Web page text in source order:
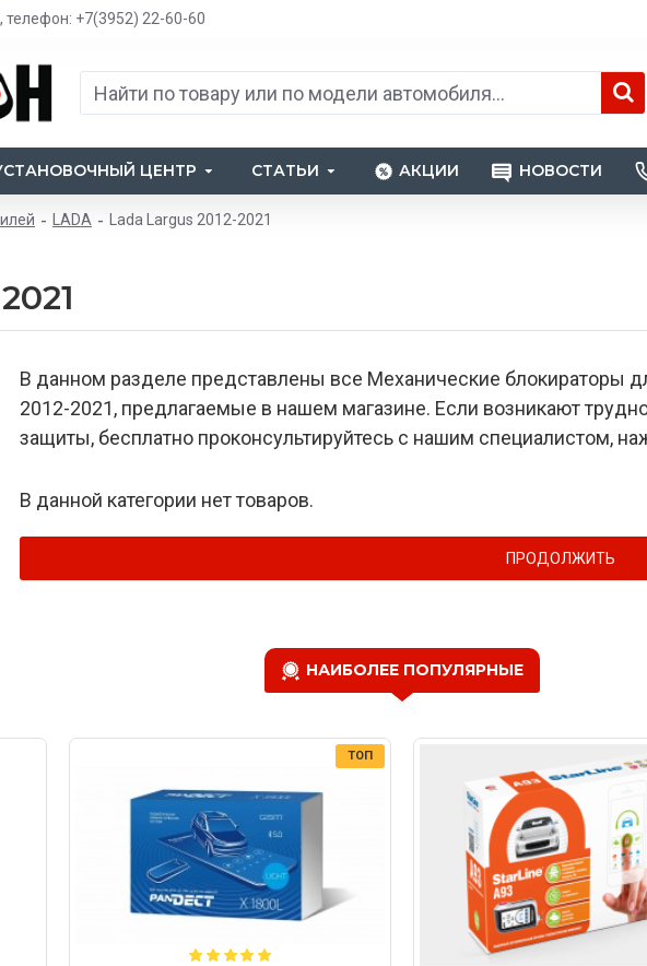
телефон: +7(3952) 22-60-60
ЦЕНТР СТАТЬИ АКЦИИ НОВОСТИ
LADA Lada Largus 2012-2021
В данном разделе представлены все Механические блокираторы
2012-2021, предлагаемые в нашем магазине. Если возникают
защиты, бесплатно проконсультируйтесь с нашим специалистом,
В данной категории нет товаров.
ПРОДОЛЖИТЬ
НАИБОЛЕЕ ПОПУЛЯРНЫЕ
ТОП